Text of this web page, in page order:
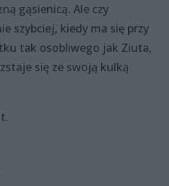
gąsienicą. Ale czy
szybciej, kiedy ma się przy
tak osobliwego jak Ziuta,
się ze swoją kulką